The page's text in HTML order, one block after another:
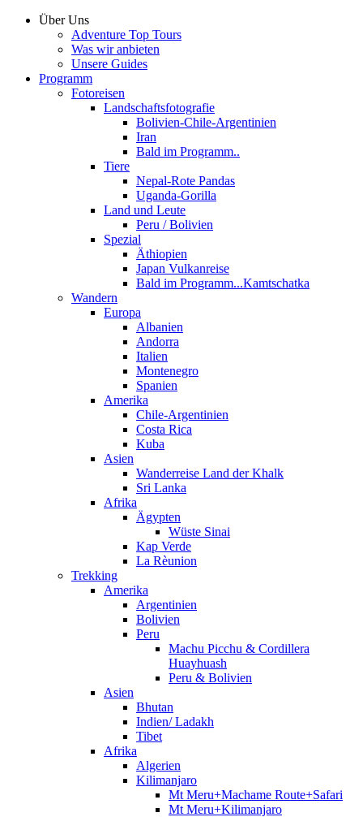
Über Uns
Adventure Top Tours
Was wir anbieten
Unsere Guides
Programm
Fotoreisen
Landschaftsfotografie
Bolivien-Chile-Argentinien
Iran
Bald im Programm..
Tiere
Nepal-Rote Pandas
Uganda-Gorilla
Land und Leute
Peru / Bolivien
Spezial
Äthiopien
Japan Vulkanreise
Bald im Programm...Kamtschatka
Wandern
Europa
Albanien
Andorra
Italien
Montenegro
Spanien
Amerika
Chile-Argentinien
Costa Rica
Kuba
Asien
Wanderreise Land der Khalk
Sri Lanka
Afrika
Ägypten
Wüste Sinai
Kap Verde
La Rèunion
Trekking
Amerika
Argentinien
Bolivien
Peru
Machu Picchu & Cordillera
Huayhuash
Peru & Bolivien
Asien
Bhutan
Indien/ Ladakh
Tibet
Afrika
Algerien
Kilimanjaro
Mt Meru+Machame Route+Safari
Mt Meru+Kilimanjaro